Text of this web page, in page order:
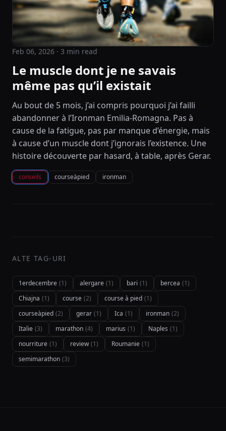
Feb 06, 2026 · 3 min read
Le muscle dont je ne savais
même pas qu’il existait
Au bout de 5 mois, j’ai compris pourquoi j’ai failli
abandonner à l’Ironman Emilia-Romagna. Pas à
cause de la fatigue, pas par manque d’énergie, mais
à cause d’un muscle dont j’ignorais l’existence. Une
histoire découverte par hasard, à table, après Gerar.
conseils courseàpied ironman
ALTE TAG-URI
1erdecembre (1) alergare (1) bari (1) bercea (1)
Chiajna (1) course (2) course à pied (1)
courseàpied (2) gerar (1) Ica (1) ironman (2)
Italie (3) marathon (4) marius (1) Naples (1)
nourriture (1) review (1) Roumanie (1)
semimarathon (3)